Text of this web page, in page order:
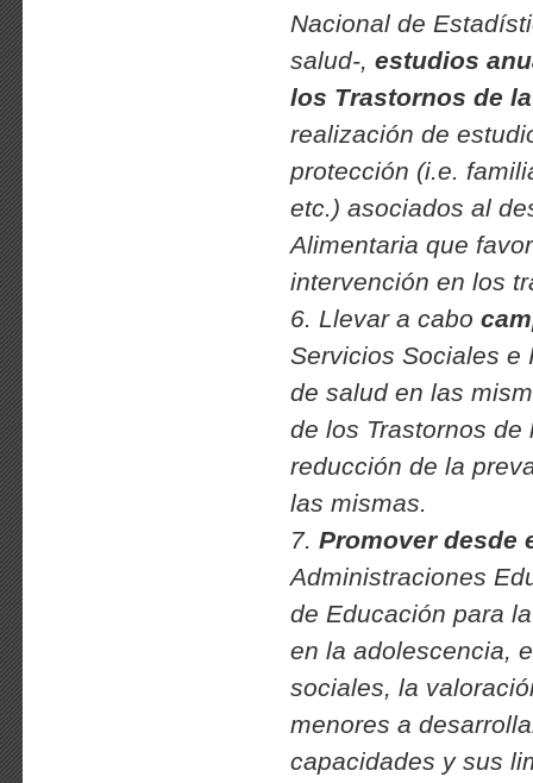
Nacional de
salud-, estudios
los Trastornos de
realización de
protección (i.e.
etc.) asociados al
Alimentaria que
intervención en los
6. Llevar a cabo
Servicios Sociales e
de salud en las
de los Trastornos
reducción de la
las mismas.
7. Promover desde
Administraciones
de Educación para
en la adolescencia,
sociales, la
menores a
capacidades y sus